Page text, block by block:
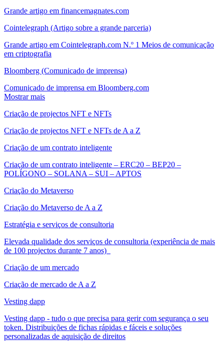
Grande artigo em financemagnates.com
Cointelegraph (Artigo sobre a grande parceria)
Grande artigo em Cointelegraph.com N.º 1 Meios de comunicação
em criptografia
Bloomberg (Comunicado de imprensa)
Comunicado de imprensa em Bloomberg.com
Mostrar mais
Criação de projectos NFT e NFTs
Criação de projectos NFT e NFTs de A a Z
Criação de um contrato inteligente
Criação de um contrato inteligente – ERC20 – BEP20 –
POLÍGONO – SOLANA – SUI – APTOS
Criação do Metaverso
Criação do Metaverso de A a Z
Estratégia e serviços de consultoria
Elevada qualidade dos serviços de consultoria (experiência de mais
de 100 projectos durante 7 anos)
Criação de um mercado
Criação de mercado de A a Z
Vesting dapp
Vesting dapp - tudo o que precisa para gerir com segurança o seu
token. Distribuições de fichas rápidas e fáceis e soluções
personalizadas de aquisição de direitos